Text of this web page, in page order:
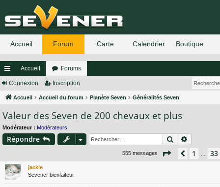
ac
co
ur
ci
Accueil Forums
Connexion Inscription
Accueil Accueil du forum Planète Seven Généralités Seven
Valeur des Seven de 200 chevaux et plus
Modérateur : Modérateurs
Répondre Rechercher
555 messages Page 35 sur37
1 33
jackie
Sevener bienfaiteur